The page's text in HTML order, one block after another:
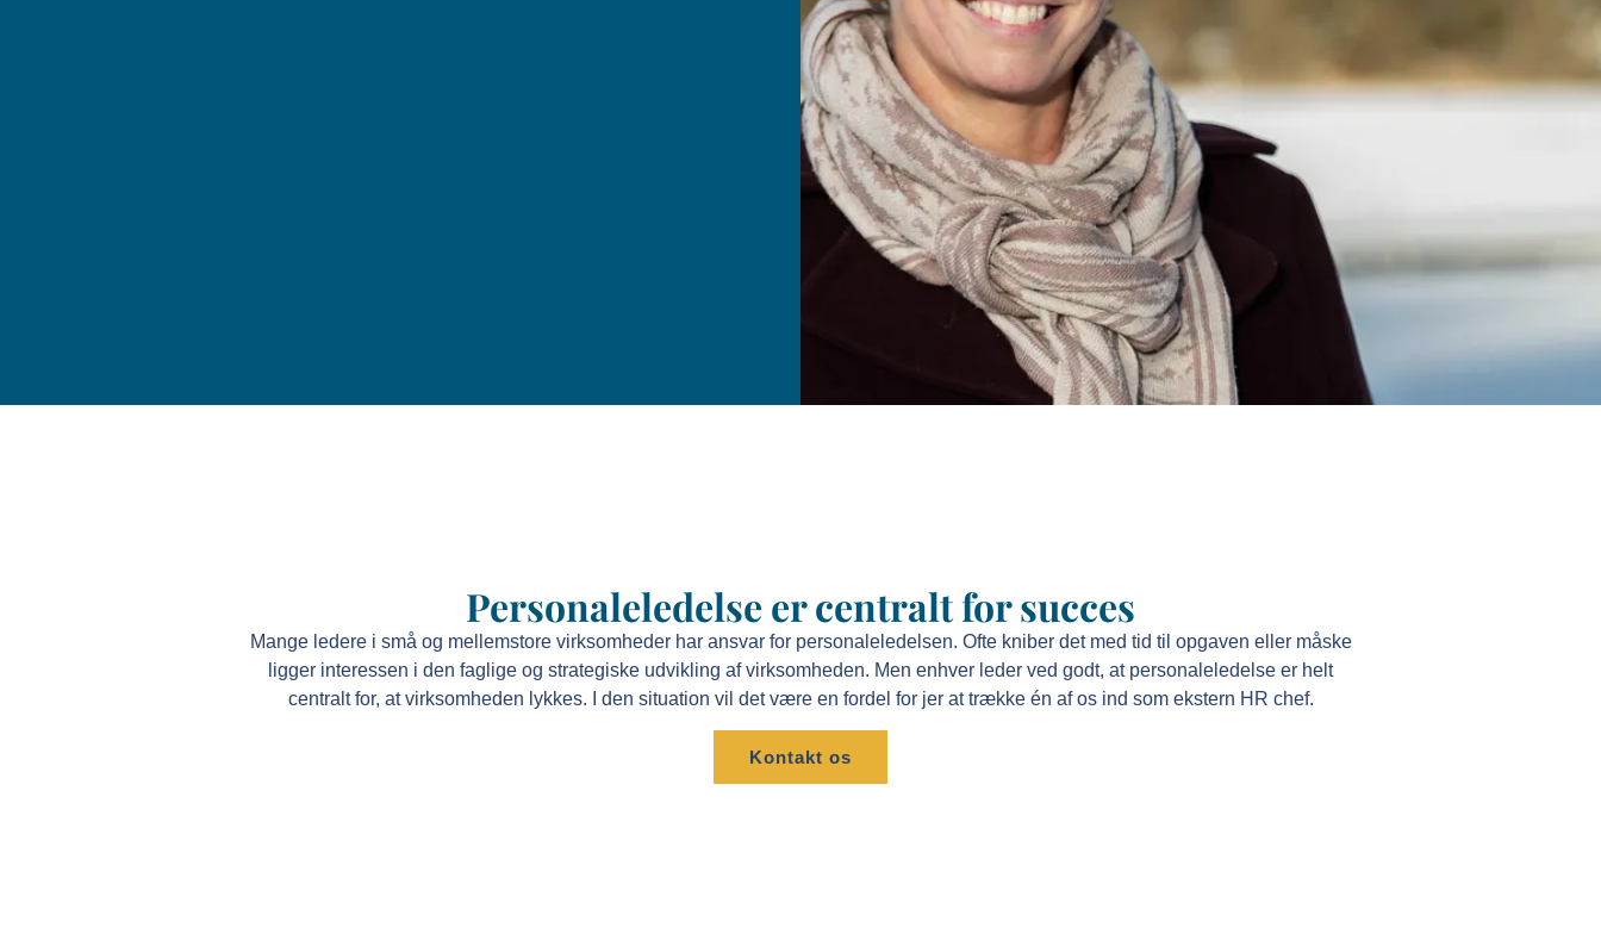
Personaleledelse er centralt for succes
Mange ledere i små og mellemstore virksomheder har ansvar for personaleledelsen. Ofte kniber det med tid til opgaven eller måske
ligger interessen i den faglige og strategiske udvikling af virksomheden. Men enhver leder ved godt, at personaleledelse er helt
centralt for, at virksomheden lykkes. I den situation vil det være en fordel for jer at trække én af os ind som ekstern HR chef.
Kontakt os